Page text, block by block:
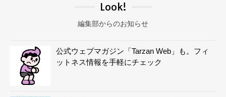
Look!
編集部からのお知らせ
公式ウェブマガジン「Tarzan Web」も。フィ
ットネス情報を手軽にチェック